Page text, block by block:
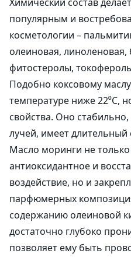
популярным и
косметологии –
олеиновая, линоленовая,
фитостеролы,
Подобно коксовому
температуре ниже 22⁰С,
свойства. Оно
лучей, имеет длительный
Масло моринги не
антиоксидантное и
воздействие, но и
парфюмерных
содержанию олеиновой
достаточно глубоко
позволяет ему быть